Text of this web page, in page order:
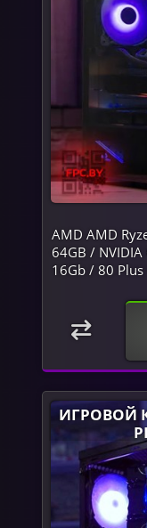
AMD AMD
64GB / NVIDIA
16Gb / 80
ИГРОВОЙ